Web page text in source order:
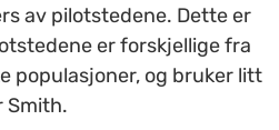
av pilotstedene. Dette er
er forskjellige fra
populasjoner, og bruker litt
Smith.